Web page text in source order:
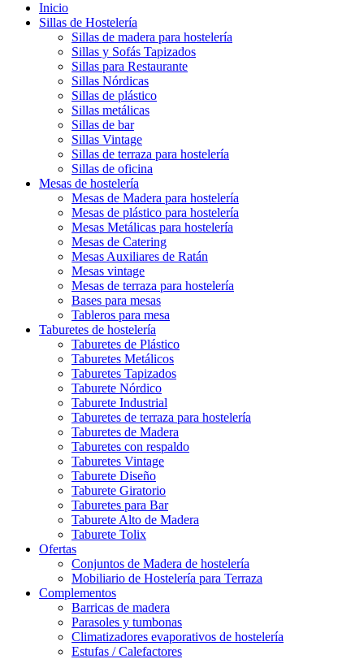
Inicio
Sillas de Hostelería
Sillas de madera para hostelería
Sillas y Sofás Tapizados
Sillas para Restaurante
Sillas Nórdicas
Sillas de plástico
Sillas metálicas
Sillas de bar
Sillas Vintage
Sillas de terraza para hostelería
Sillas de oficina
Mesas de hostelería
Mesas de Madera para hostelería
Mesas de plástico para hostelería
Mesas Metálicas para hostelería
Mesas de Catering
Mesas Auxiliares de Ratán
Mesas vintage
Mesas de terraza para hostelería
Bases para mesas
Tableros para mesa
Taburetes de hostelería
Taburetes de Plástico
Taburetes Metálicos
Taburetes Tapizados
Taburete Nórdico
Taburete Industrial
Taburetes de terraza para hostelería
Taburetes de Madera
Taburetes con respaldo
Taburetes Vintage
Taburete Diseño
Taburete Giratorio
Taburetes para Bar
Taburete Alto de Madera
Taburete Tolix
Ofertas
Conjuntos de Madera de hostelería
Mobiliario de Hostelería para Terraza
Complementos
Barricas de madera
Parasoles y tumbonas
Climatizadores evaporativos de hostelería
Estufas / Calefactores